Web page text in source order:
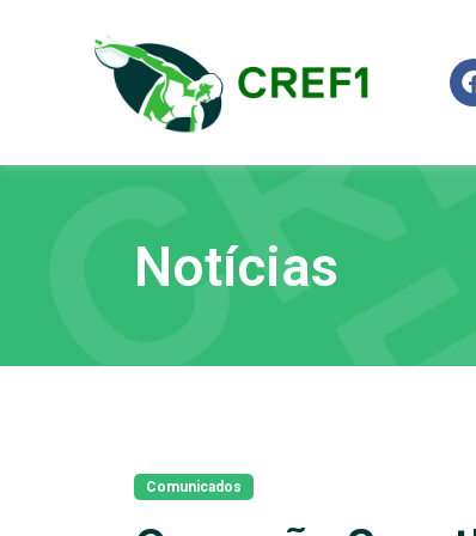
Notícias
Comunicados